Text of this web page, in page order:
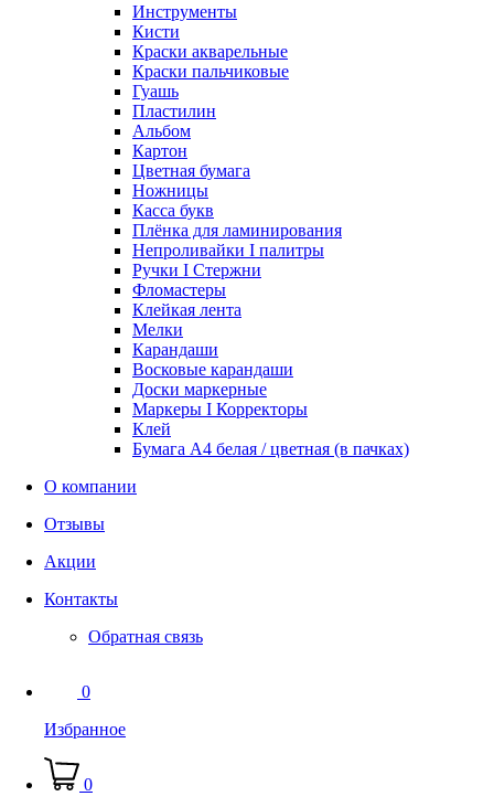
Инструменты
Кисти
Краски акварельные
Краски пальчиковые
Гуашь
Пластилин
Альбом
Картон
Цветная бумага
Ножницы
Касса букв
Плёнка для ламинирования
Непроливайки I палитры
Ручки I Стержни
Фломастеры
Клейкая лента
Мелки
Карандаши
Восковые карандаши
Доски маркерные
Маркеры I Корректоры
Клей
Бумага А4 белая / цветная (в пачках)
О компании
Отзывы
Акции
Контакты
Обратная связь
0
Избранное
0